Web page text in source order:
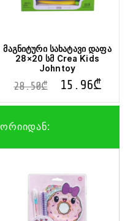
მაგნიტური სახატავი დაფა
28×20 სმ Crea Kids
Johntoy
28.50₾ 15.96₾